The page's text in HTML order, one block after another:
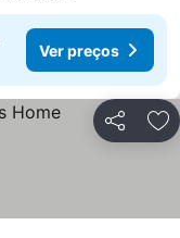
Ver preços
Partilhar